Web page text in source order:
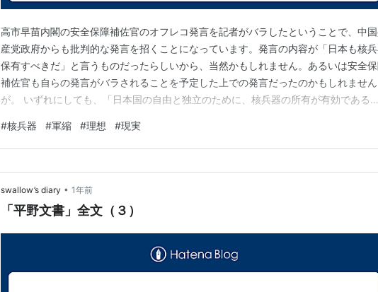
高市早苗内閣の安全保障補佐官のオフレコ発言を記者がバラしたということで、中
産党政府からも批判的な発言を招くことになっています。発言の内容が「日本も核
保有すべきだ」と言うものだったらしいから、当然かもしれません。あるいは安全
補佐官も自らの発言がバラされることを予定した上での発言だったのかもしれません
が。 いずれにしても、「日本国の自由と独立のために、核兵器の所有が有効であるの
らずに、ひたすらに論理的な思考で判断すべきだと思います。 この問題については、
すでに私も過去においても論じていました。 日本に原爆は必…
#核兵器 #軍縮 #理想 #現実
swallow’s diary • 1年前
「平野文書」全文（３）